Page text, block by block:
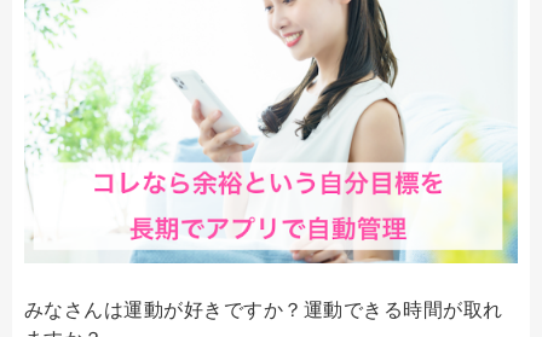
みなさんは運動が好きですか？運動できる時間が取れ